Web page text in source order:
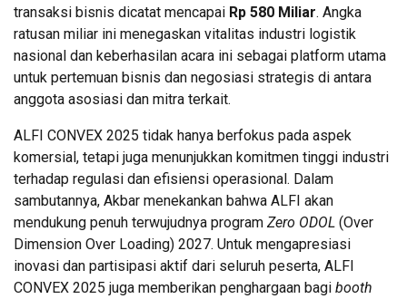
transaksi bisnis dicatat mencapai Rp 580 Miliar. Angka
ratusan miliar ini menegaskan vitalitas industri logistik
nasional dan keberhasilan acara ini sebagai platform utama
untuk pertemuan bisnis dan negosiasi strategis di antara
anggota asosiasi dan mitra terkait.
ALFI CONVEX 2025 tidak hanya berfokus pada aspek
komersial, tetapi juga menunjukkan komitmen tinggi industri
terhadap regulasi dan efisiensi operasional. Dalam
sambutannya, Akbar menekankan bahwa ALFI akan
mendukung penuh terwujudnya program Zero ODOL (Over
Dimension Over Loading) 2027. Untuk mengapresiasi
inovasi dan partisipasi aktif dari seluruh peserta, ALFI
CONVEX 2025 juga memberikan penghargaan bagi booth